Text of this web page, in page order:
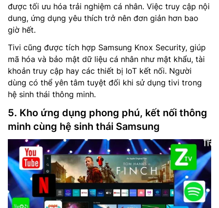
được tối ưu hóa trải nghiệm cá nhân. Việc truy cập nội
dung, ứng dụng yêu thích trở nên đơn giản hơn bao
giờ hết.
Tivi cũng được tích hợp Samsung Knox Security, giúp
mã hóa và bảo mật dữ liệu cá nhân như mật khẩu, tài
khoản truy cập hay các thiết bị IoT kết nối. Người
dùng có thể yên tâm tuyệt đối khi sử dụng tivi trong
hệ sinh thái thông minh.
5. Kho ứng dụng phong phú, kết nối thông
minh cùng hệ sinh thái Samsung